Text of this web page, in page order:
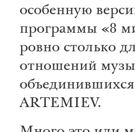
особенную
программы «8
ровно столько
отношений
ARTEMIEV.